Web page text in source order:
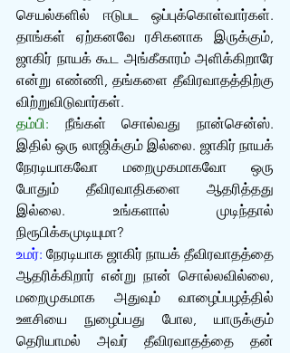
செயல்களில் ஈடுபட ஒப்புக்கொள்வார்கள்.
தாங்கள் ஏற்கனவே ரசிகனாக இருக்கும்,
ஜாகிர் நாயக் கூட அங்கீகாரம் அளிக்கிறாரே
என்று எண்ணி, தங்களை தீவிரவாதத்திற்கு
விற்றுவிடுவார்கள்.
தம்பி: நீங்கள் சொல்வது நான்சென்ஸ்.
இதில் ஒரு லாஜிக்கும் இல்லை. ஜாகிர் நாயக்
நேரடியாகவோ மறைமுகமாகவோ ஒரு
போதும் தீவிரவாதிகளை ஆதரித்தது
இல்லை. உங்களால் முடிந்தால்
நிரூபிக்கமுடியுமா?
உமர்: நேரடியாக ஜாகிர் நாயக் தீவிரவாதத்தை
ஆதரிக்கிறார் என்று நான் சொல்ல‌வில்லை,
மறைமுகமாக அதுவும் வாழைப்பழத்தில்
ஊசியை நுழைப்பது போல, யாருக்கும்
தெரியாமல் அவர் தீவிரவாதத்தை தன்